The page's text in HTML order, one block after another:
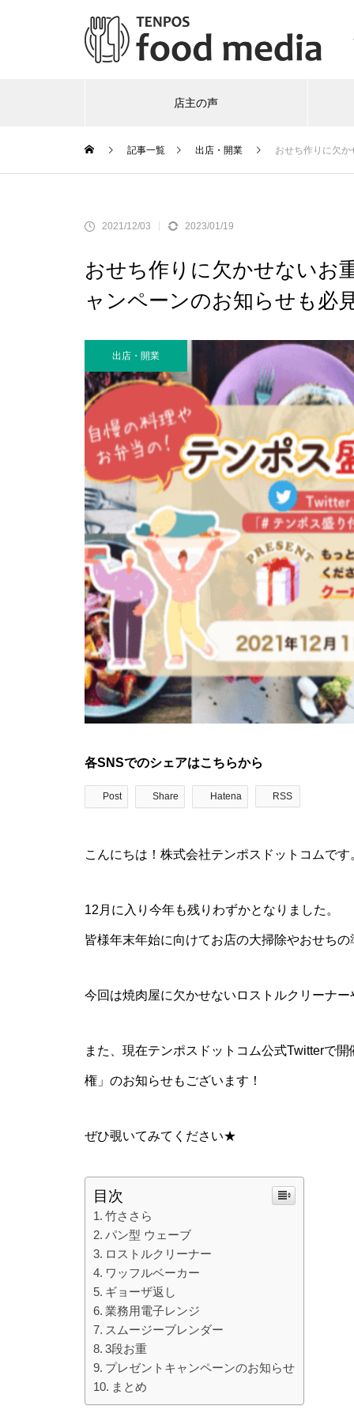
店主の声
記事一覧 出店・開業 おせち作りに欠
2021/12/03 2023/01/19
おせち作りに欠かせないお
ャンペーンのお知らせも必
出店・開業
各SNSでのシェアはこちらから
Post Share Hatena RSS
こんにちは！株式会社テンポスドットコムです
12月に入り今年も残りわずかとなりました。
皆様年末年始に向けてお店の大掃除やおせち
今回は焼肉屋に欠かせないロストルクリーナ
また、現在テンポスドットコム公式Twitterで
権」のお知らせもございます！
ぜひ覗いてみてください★
目次
竹ささら
パン型 ウェーブ
ロストルクリーナー
ワッフルベーカー
ギョーザ返し
業務用電子レンジ
スムージーブレンダー
3段お重
プレゼントキャンペーンのお知らせ
まとめ